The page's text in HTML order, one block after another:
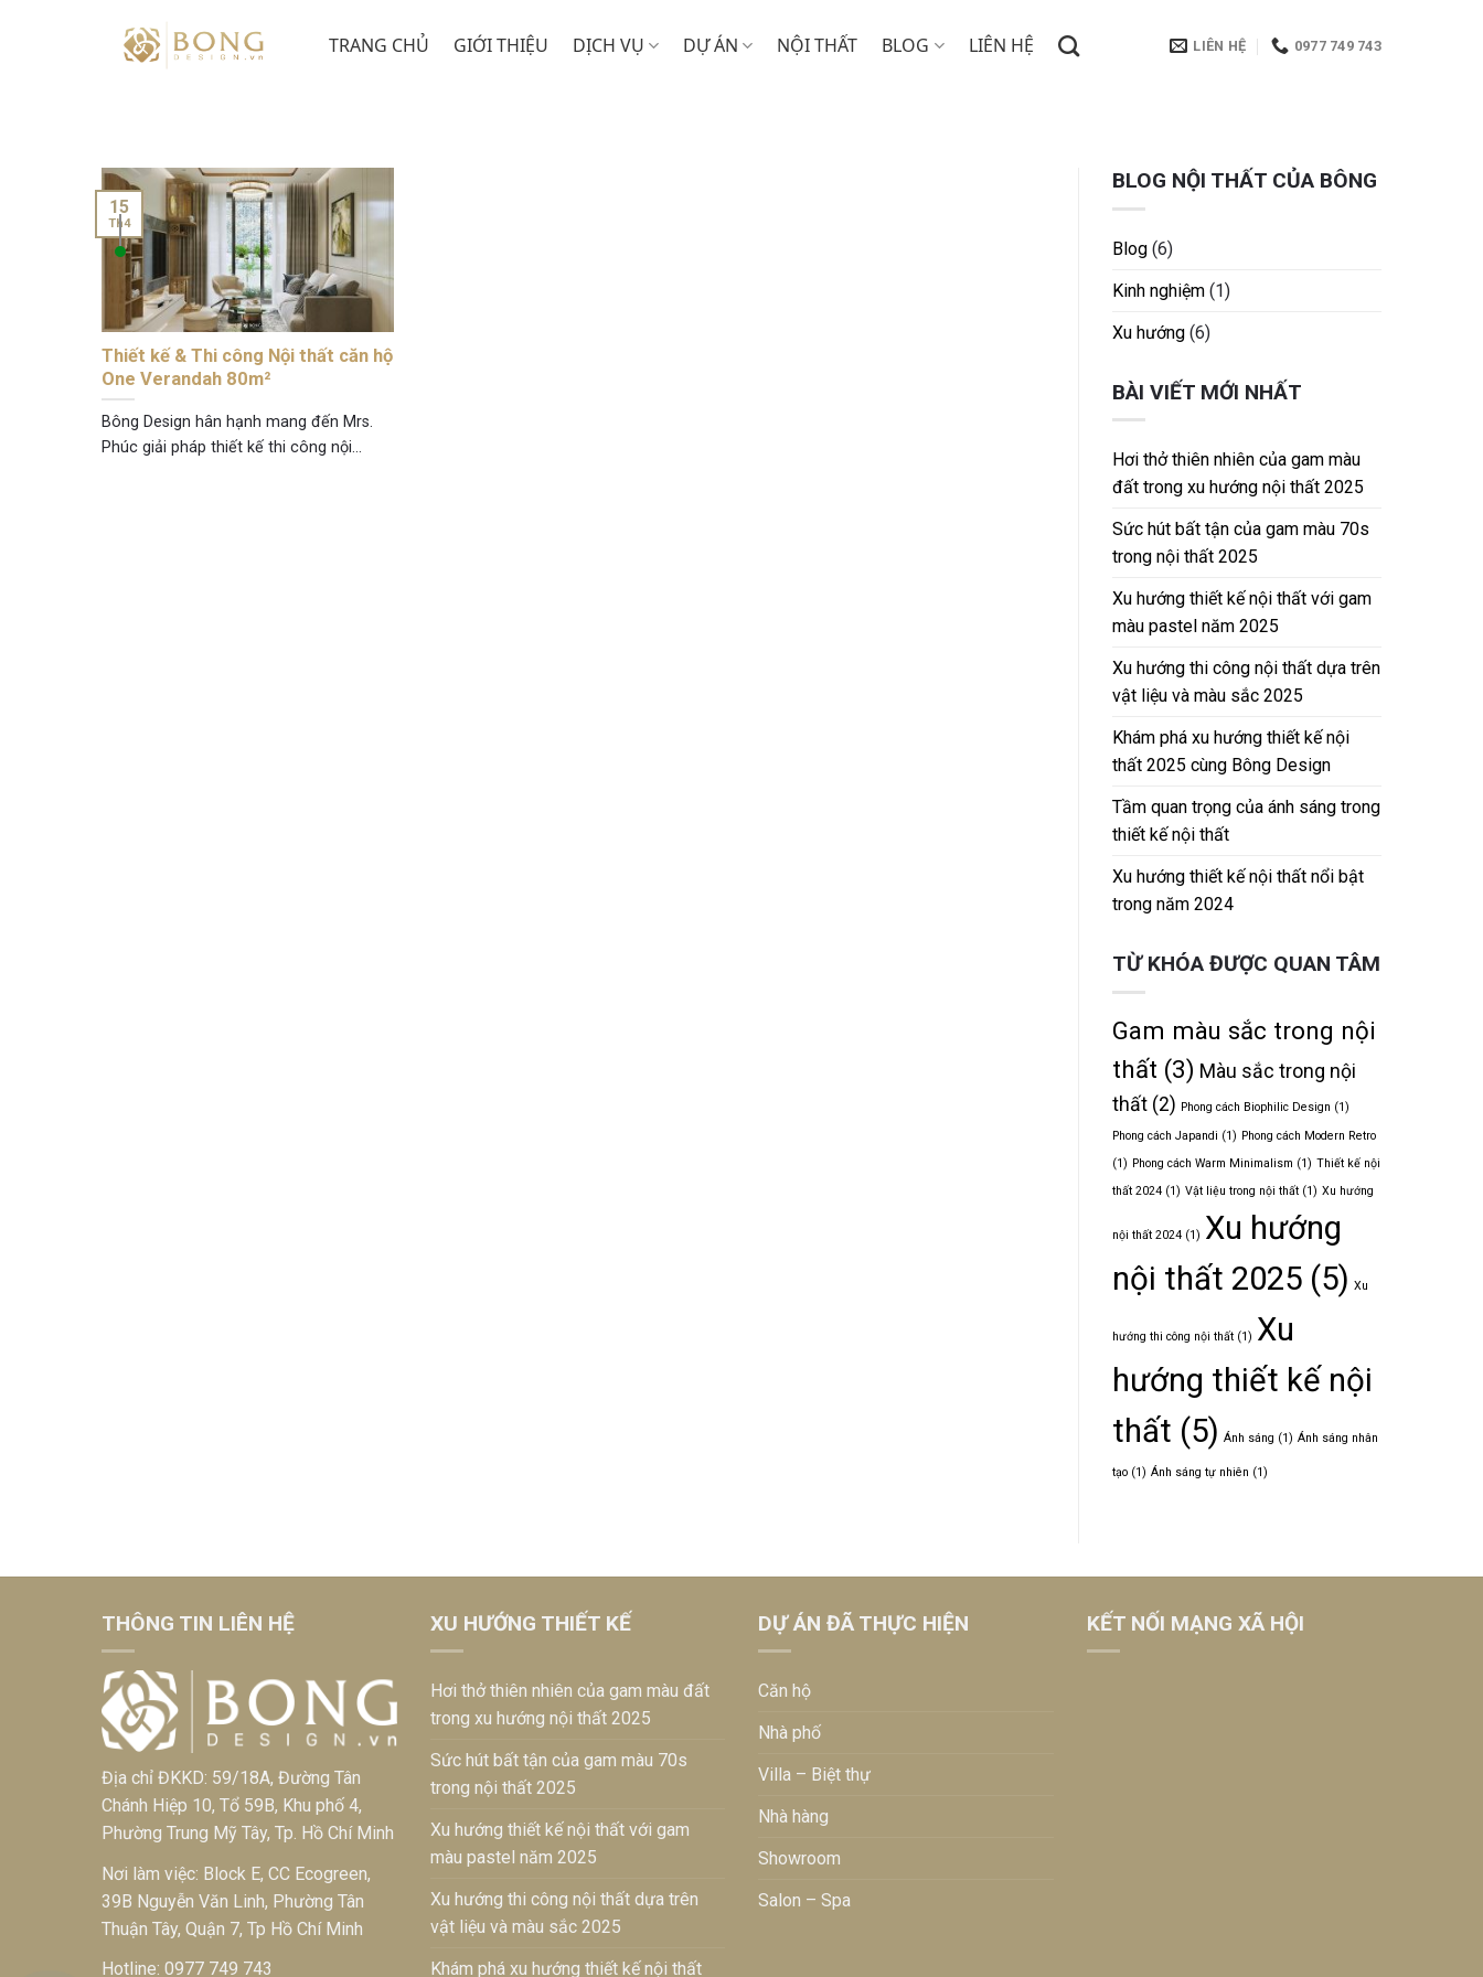
TRANG CHỦ GIỚI THIỆU DỊCH VỤ DỰ ÁN NỘI THẤT BLOG LIÊN HỆ LIÊN HỆ 0977 749 743
Thiết kế & Thi công Nội thất căn hộ
One Verandah 80m²
Bông Design hân hạnh mang đến Mrs.
Phúc giải pháp thiết kế thi công nội...
15
Th4
BLOG NỘI THẤT CỦA BÔNG
Blog (6)
Kinh nghiệm (1)
Xu hướng (6)
BÀI VIẾT MỚI NHẤT
Hơi thở thiên nhiên của gam màu
đất trong xu hướng nội thất 2025
Sức hút bất tận của gam màu 70s
trong nội thất 2025
Xu hướng thiết kế nội thất với gam
màu pastel năm 2025
Xu hướng thi công nội thất dựa trên
vật liệu và màu sắc 2025
Khám phá xu hướng thiết kế nội
thất 2025 cùng Bông Design
Tầm quan trọng của ánh sáng trong
thiết kế nội thất
Xu hướng thiết kế nội thất nổi bật
trong năm 2024
TỪ KHÓA ĐƯỢC QUAN TÂM
Gam màu sắc trong nội
thất (3) Màu sắc trong nội
thất (2) Phong cách Biophilic Design (1)
Phong cách Japandi (1) Phong cách Modern Retro
(1) Phong cách Warm Minimalism (1) Thiết kế nội
thất 2024 (1) Vật liệu trong nội thất (1) Xu hướng
nội thất 2024 (1) Xu hướng
nội thất 2025 (5) Xu
hướng thi công nội thất (1) Xu
hướng thiết kế nội
thất (5) Ánh sáng (1) Ánh sáng nhân
tạo (1) Ánh sáng tự nhiên (1)
THÔNG TIN LIÊN HỆ
Địa chỉ ĐKKD: 59/18A, Đường Tân
Chánh Hiệp 10, Tổ 59B, Khu phố 4,
Phường Trung Mỹ Tây, Tp. Hồ Chí Minh
Nơi làm việc: Block E, CC Ecogreen,
39B Nguyễn Văn Linh, Phường Tân
Thuận Tây, Quận 7, Tp Hồ Chí Minh
Hotline: 0977 749 743
XU HƯỚNG THIẾT KẾ
Hơi thở thiên nhiên của gam màu đất
trong xu hướng nội thất 2025
Sức hút bất tận của gam màu 70s
trong nội thất 2025
Xu hướng thiết kế nội thất với gam
màu pastel năm 2025
Xu hướng thi công nội thất dựa trên
vật liệu và màu sắc 2025
Khám phá xu hướng thiết kế nội thất
DỰ ÁN ĐÃ THỰC HIỆN
Căn hộ
Nhà phố
Villa – Biệt thự
Nhà hàng
Showroom
Salon – Spa
KẾT NỐI MẠNG XÃ HỘI